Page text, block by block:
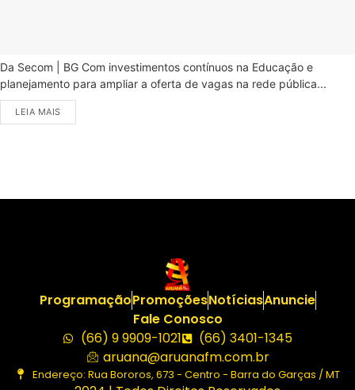
Da Secom | BG Com investimentos contínuos na Educação e
planejamento para ampliar a oferta de vagas na rede pública...
LEIA MAIS
ProgramaçãoPromoçõesNotíciasAnuncie
Fale Conosco
(66) 9 9909-1021
(66) 3401-1345
aruana@aruanafm.com.br
Endereço: Rua Bororos, 673 - Centro - Barra do Garças / MT